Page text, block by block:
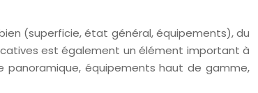
(superficie, état général, équipements), du
est également un élément important à
équipements haut de gamme,